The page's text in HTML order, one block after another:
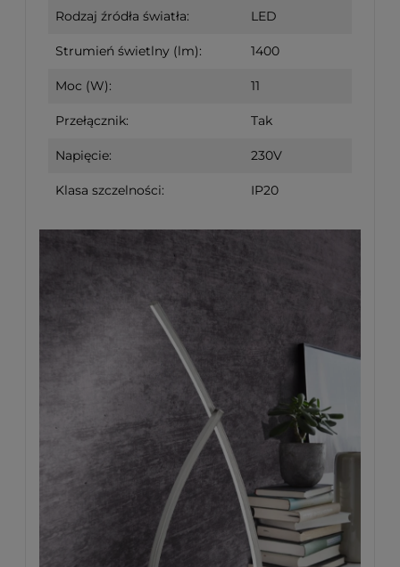
Rodzaj źródła światła: LED
Strumień świetlny (lm): 1400
Moc (W): 11
Przełącznik: Tak
Napięcie: 230V
Klasa szczelności: IP20